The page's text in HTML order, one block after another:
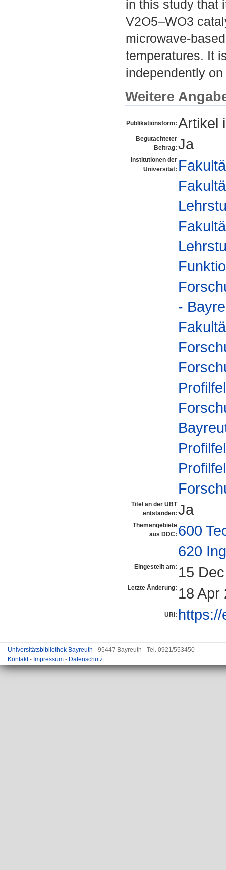
in this study that
V2O5–WO3
microwave-
temperatures. It
independently
Weitere
Publikationsform: Artikel
Begutachteter
Beitrag: Ja
Institutionen der
Universität:
-
Titel an der UBT
entstanden: Ja
Themengebiete
aus DDC: 600
620
Eingestellt am: 15
Letzte Änderung: 18 Apr
URI:
Universitätsbibliothek Bayreuth - 95447 Bayreuth - Tel. 0921/553450
Kontakt- Impressum - Datenschutz